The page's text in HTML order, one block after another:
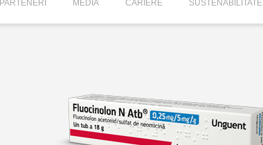
PARTENERI MEDIA CARIERE SUSTENABILITATE